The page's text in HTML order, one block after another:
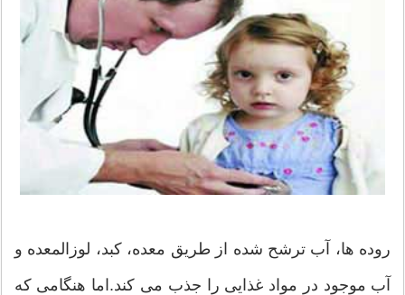
روده ها، آب ترشح شده از طریق معده، کبد، لوزالمعده و
آب موجود در مواد غذایی را جذب می کند.اما هنگامی که